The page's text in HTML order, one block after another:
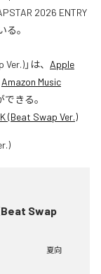
2026 ENTRY
る。
Ver.)」は、 Apple
Amazon Music
きる。
(Beat Swap Ver.)
Swap
夏向